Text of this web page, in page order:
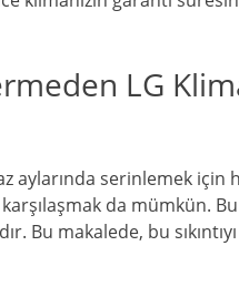
LG
aylarında serinlemek
da mümkün.
Bu makalede, bu